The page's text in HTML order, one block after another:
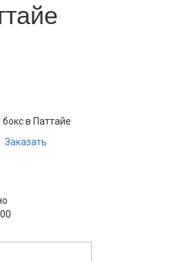
в Паттайе
Заказать